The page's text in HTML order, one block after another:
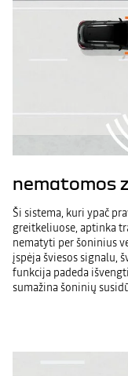
nematomos
Ši sistema, kuri ypač
greitkeliuose, aptinka
nematyti per šoninius
įspėja šviesos signalu,
funkcija padeda
sumažina šoninių